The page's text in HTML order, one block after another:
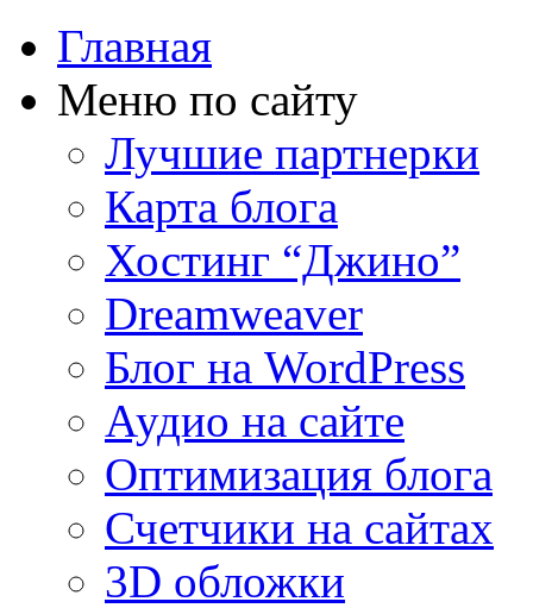
Главная
Меню по сайту
Лучшие партнерки
Карта блога
Хостинг “Джино”
Dreamweaver
Блог на WordPress
Аудио на сайте
Оптимизация блога
Счетчики на сайтах
3D обложки